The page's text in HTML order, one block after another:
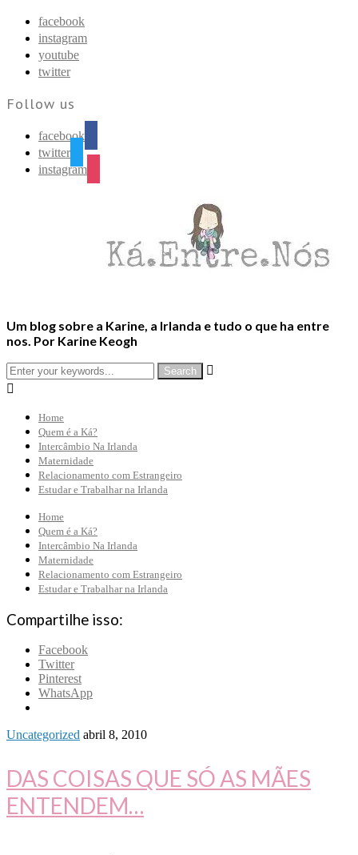
facebook
instagram
youtube
twitter
Follow us
facebook
twitter
instagram
Um blog sobre a Karine, a Irlanda e tudo o que ha entre
nos. Por Karine Keogh


Home
Quem é a Ká?
Intercâmbio Na Irlanda
Maternidade
Relacionamento com Estrangeiro
Estudar e Trabalhar na Irlanda
Home
Quem é a Ká?
Intercâmbio Na Irlanda
Maternidade
Relacionamento com Estrangeiro
Estudar e Trabalhar na Irlanda
Compartilhe isso:
Facebook
Twitter
Pinterest
WhatsApp
Uncategorized abril 8, 2010
DAS COISAS QUE SÓ AS MÃES
ENTENDEM…